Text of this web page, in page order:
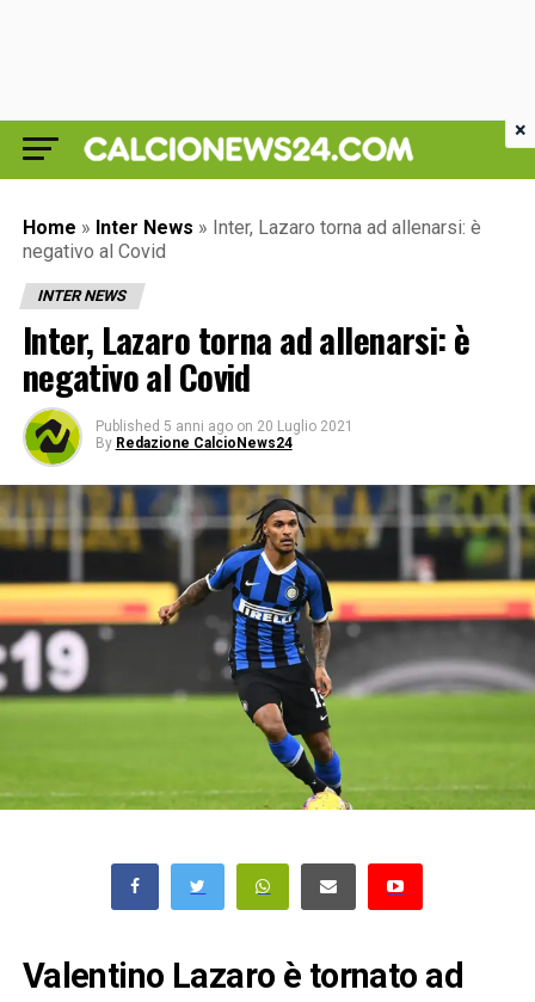
Home » Inter News » Inter, Lazaro torna ad allenarsi: è
negativo al Covid
INTER NEWS
Inter, Lazaro torna ad allenarsi: è
negativo al Covid
Published 5 anni ago on 20 Luglio 2021
By Redazione CalcioNews24
Valentino Lazaro è tornato ad
×